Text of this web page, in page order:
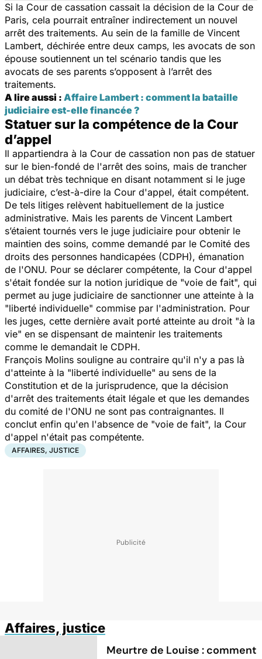
Si la Cour de cassation cassait la décision de la Cour de
Paris, cela pourrait entraîner indirectement un nouvel
arrêt des traitements. Au sein de la famille de Vincent
Lambert, déchirée entre deux camps, les avocats de son
épouse soutiennent un tel scénario tandis que les
avocats de ses parents s’opposent à l’arrêt des
traitements.
A lire aussi : Affaire Lambert : comment la bataille
judiciaire est-elle financée ?
Statuer sur la compétence de la Cour
d’appel
Il appartiendra à la Cour de cassation non pas de statuer
sur le bien-fondé de l'arrêt des soins, mais de trancher
un débat très technique en disant notamment si le juge
judiciaire, c’est-à-dire la Cour d'appel, était compétent.
De tels litiges relèvent habituellement de la justice
administrative. Mais les parents de Vincent Lambert
s’étaient tournés vers le juge judiciaire pour obtenir le
maintien des soins, comme demandé par le Comité des
droits des personnes handicapées (CDPH), émanation
de l'ONU. Pour se déclarer compétente, la Cour d'appel
s'était fondée sur la notion juridique de "voie de fait", qui
permet au juge judiciaire de sanctionner une atteinte à la
"liberté individuelle" commise par l'administration. Pour
les juges, cette dernière avait porté atteinte au droit "à la
vie" en se dispensant de maintenir les traitements
comme le demandait le CDPH.
François Molins souligne au contraire qu'il n'y a pas là
d'atteinte à la "liberté individuelle" au sens de la
Constitution et de la jurisprudence, que la décision
d'arrêt des traitements était légale et que les demandes
du comité de l'ONU ne sont pas contraignantes. Il
conclut enfin qu'en l'absence de "voie de fait", la Cour
d'appel n'était pas compétente.
AFFAIRES, JUSTICE
Affaires, justice
Meurtre de Louise : comment